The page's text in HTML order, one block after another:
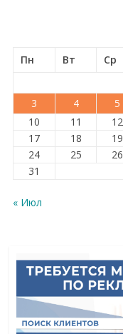
Пн
Вт Ср
3
4 5
10
11 12
17
18 19
24
25 26
31
« Июл